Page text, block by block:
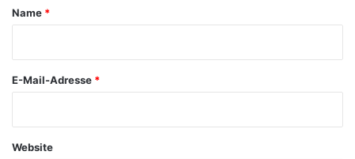
a
Name *
E-Mail-Adresse *
Website